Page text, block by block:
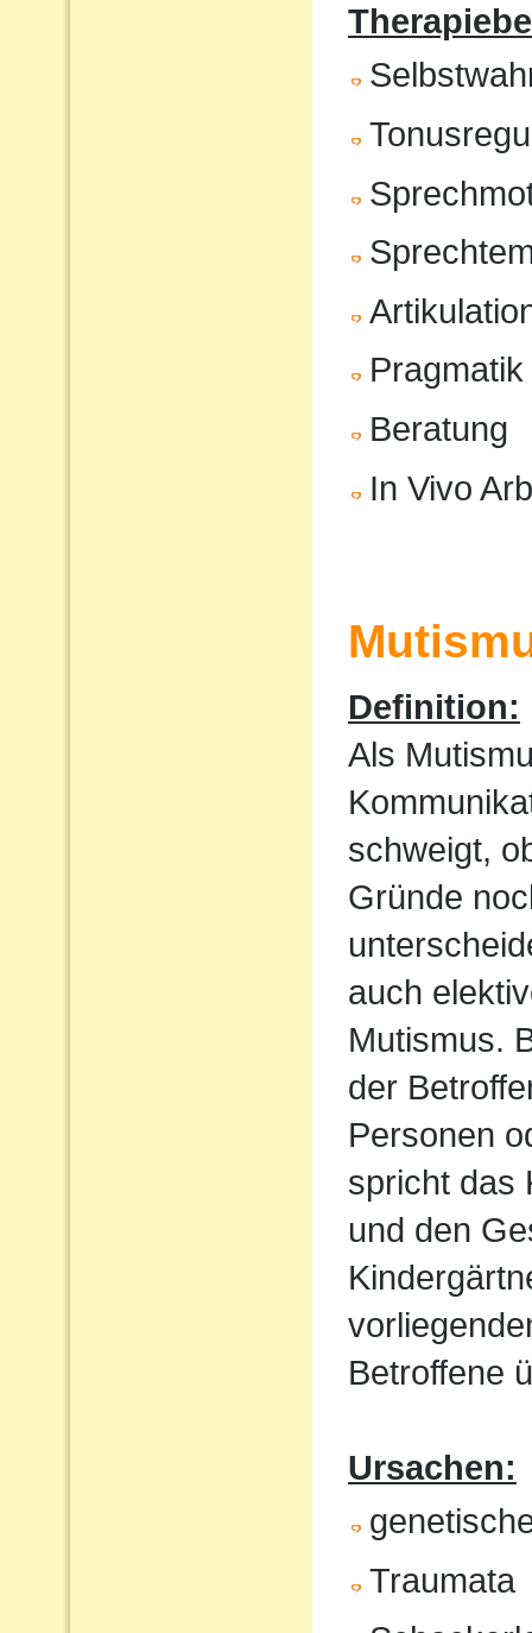
Pragmatik
Beratung
In Vivo
Definition:
Als
schweigt,
Gründe
auch
Mutismus.
der
Personen
spricht das
und den
Betroffene
Ursachen:
Traumata